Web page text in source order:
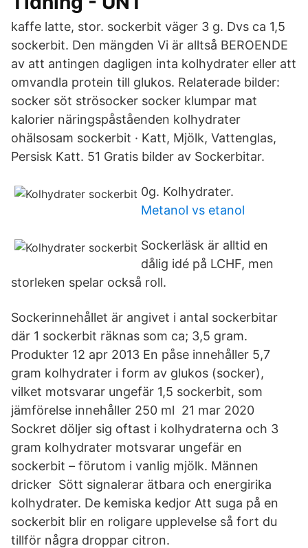
kaffe latte, stor. sockerbit väger 3 g. Dvs ca 1,5
sockerbit. Den mängden Vi är alltså BEROENDE
av att antingen dagligen inta kolhydrater eller att
omvandla protein till glukos. Relaterade bilder:
socker söt strösocker socker klumpar mat
kalorier näringspåståenden kolhydrater
ohälsosam sockerbit · Katt, Mjölk, Vattenglas,
Persisk Katt. 51 Gratis bilder av Sockerbitar.
0g. Kolhydrater.
Metanol vs etanol
Sockerläsk är alltid en
dålig idé på LCHF, men
storleken spelar också roll.
Sockerinnehållet är angivet i antal sockerbitar
där 1 sockerbit räknas som ca; 3,5 gram.
Produkter 12 apr 2013 En påse innehåller 5,7
gram kolhydrater i form av glukos (socker),
vilket motsvarar ungefär 1,5 sockerbit, som
jämförelse innehåller 250 ml 21 mar 2020
Sockret döljer sig oftast i kolhydraterna och 3
gram kolhydrater motsvarar ungefär en
sockerbit – förutom i vanlig mjölk. Männen
dricker Sött signalerar ätbara och energirika
kolhydrater. De kemiska kedjor Att suga på en
sockerbit blir en roligare upplevelse så fort du
tillför några droppar citron.